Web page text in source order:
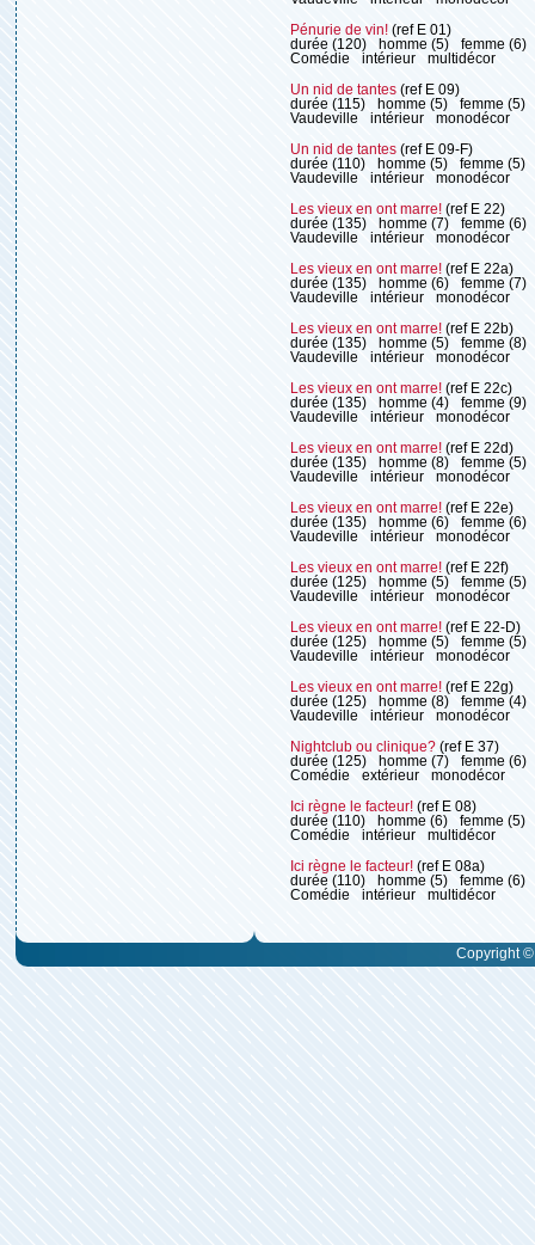
Pénurie de vin! (ref E 01)
durée (120)
homme (5)
femme (6)
Comédie
intérieur multidécor
Un nid de tantes (ref E 09)
durée (115)
homme (5)
femme (5)
Vaudeville
intérieur monodécor
Un nid de tantes (ref E 09-F)
durée (110)
homme (5)
femme (5)
Vaudeville
intérieur monodécor
Les vieux en ont marre! (ref E 22)
durée (135)
homme (7)
femme (6)
Vaudeville
intérieur monodécor
Les vieux en ont marre! (ref E 22a)
durée (135)
homme (6)
femme (7)
Vaudeville
intérieur monodécor
Les vieux en ont marre! (ref E 22b)
durée (135)
homme (5)
femme (8)
Vaudeville
intérieur monodécor
Les vieux en ont marre! (ref E 22c)
durée (135)
homme (4)
femme (9)
Vaudeville
intérieur monodécor
Les vieux en ont marre! (ref E 22d)
durée (135)
homme (8)
femme (5)
Vaudeville
intérieur monodécor
Les vieux en ont marre! (ref E 22e)
durée (135)
homme (6)
femme (6)
Vaudeville
intérieur monodécor
Les vieux en ont marre! (ref E 22f)
durée (125)
homme (5)
femme (5)
Vaudeville
intérieur monodécor
Les vieux en ont marre! (ref E 22-D)
durée (125)
homme (5)
femme (5)
Vaudeville
intérieur monodécor
Les vieux en ont marre! (ref E 22g)
durée (125)
homme (8)
femme (4)
Vaudeville
intérieur monodécor
Nightclub ou clinique? (ref E 37)
durée (125)
homme (7)
femme (6)
Comédie
extérieur monodécor
Ici règne le facteur! (ref E 08)
durée (110)
homme (6)
femme (5)
Comédie
intérieur multidécor
Ici règne le facteur! (ref E 08a)
durée (110)
homme (5)
femme (6)
Comédie
intérieur multidécor
Copyright